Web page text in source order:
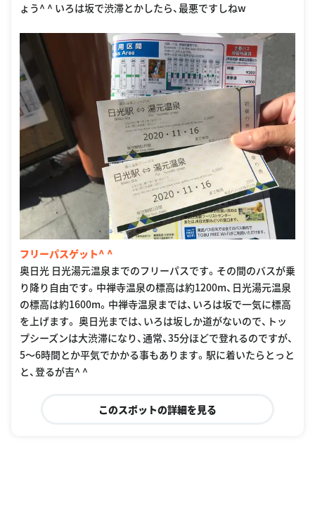
ょう^ ^ いろは坂で渋滞とかしたら、最悪ですしねw
フリーパスゲット^ ^
奥日光 日光湯元温泉までのフリーパスです。その間のバスが乗
り降り自由です。中禅寺温泉の標高は約1200m、日光湯元温泉
の標高は約1600m。中禅寺温泉までは、いろは坂で一気に標高
を上げます。 奥日光までは、いろは坂しか道がないので、トッ
プシーズンは大渋滞になり、通常、35分ほどで登れるのですが、
5〜6時間とか平気でかかる事もあります。駅に着いたらとっと
と、登るが吉^ ^
このスポットの詳細を見る